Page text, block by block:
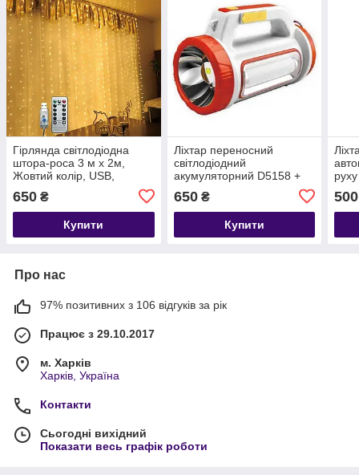
Гірлянда світлодіодна
штора-роса 3 м х 2м,
Жовтий колір, USB,
650 ₴
Купити
Ліхтар переносний
світлодіодний
акумуляторний D5158 +
power bank + сол. панель
650₴
Купити
500
Про нас
97% позитивних з 106 відгуків за рік
Працює з 29.10.2017
м. Харків
Харків, Україна
Контакти
Сьогодні вихідний
Показати весь графік роботи